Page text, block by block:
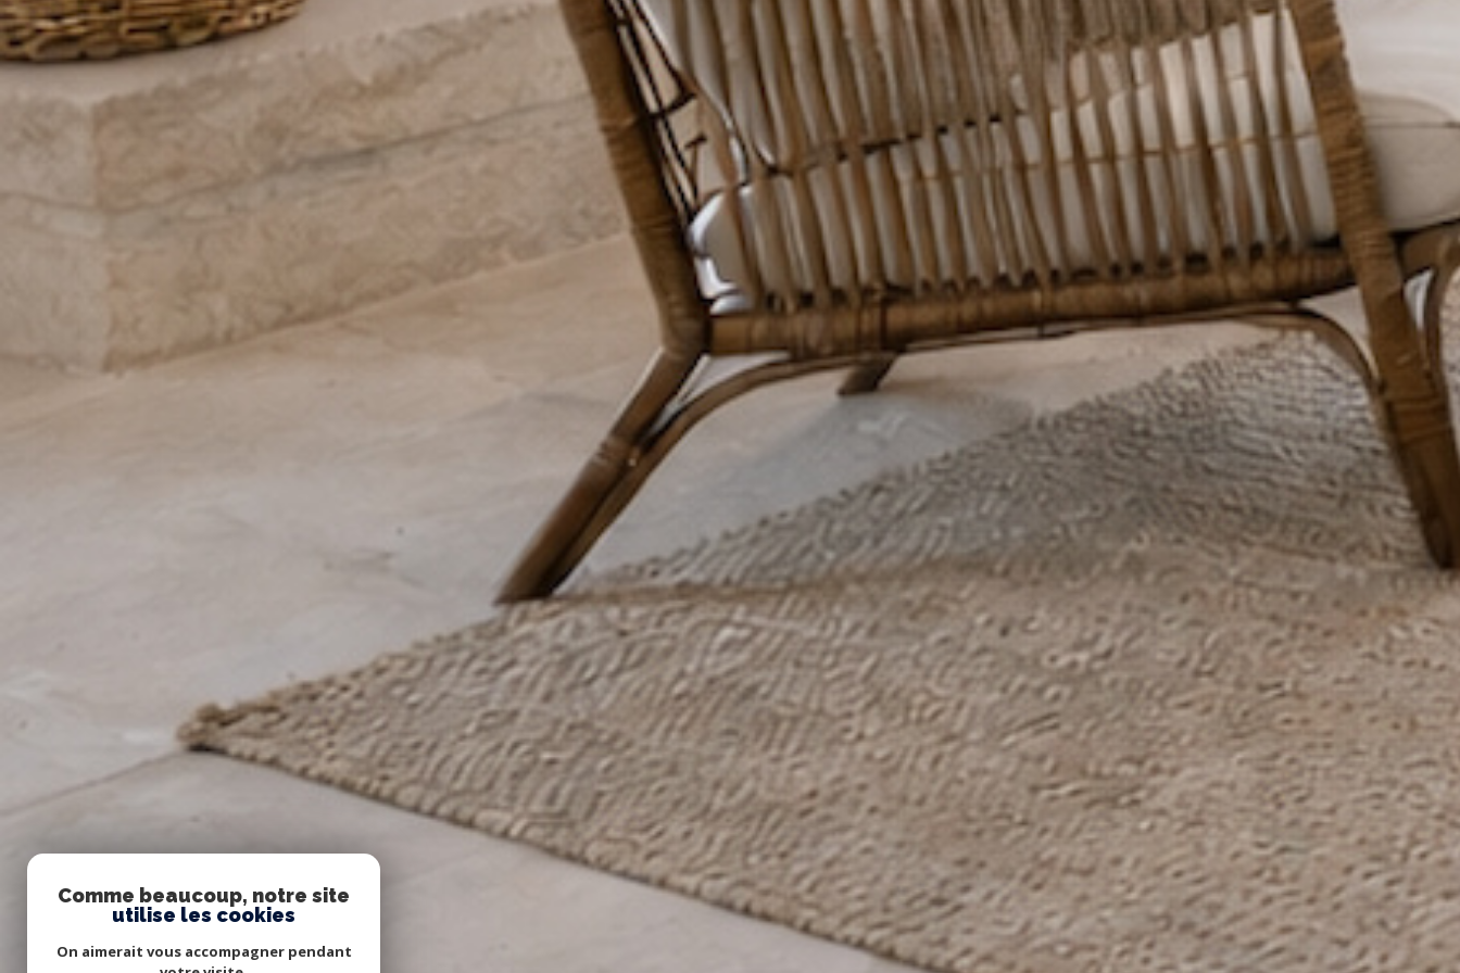
Comme beaucoup, notre site
utilise les cookies
On aimerait vous accompagner pendant